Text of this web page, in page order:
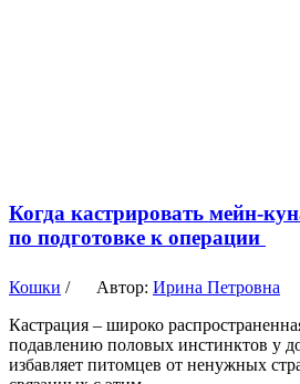
Когда кастрировать мейн-
по подготовке к операции
Кошки / Автор: Ирина Петровна
Кастрация – широко
подавлению половых инстинктов у
избавляет питомцев от ненужных